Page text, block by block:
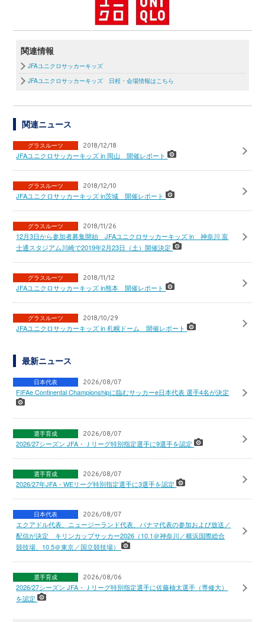
関連情報
JFAユニクロサッカーキッズ
JFAユニクロサッカーキッズ 日程・会場情報はこちら
関連ニュース
グラスルーツ 2018/12/18
JFAユニクロサッカーキッズ in 岡山 開催レポート
グラスルーツ 2018/12/10
JFAユニクロサッカーキッズ in茨城 開催レポート
グラスルーツ 2018/11/26
12月3日から参加者募集開始 JFAユニクロサッカーキッズ in 神奈川 富
士通スタジアム川崎で2019年2月23日（土）開催決定
グラスルーツ 2018/11/12
JFAユニクロサッカーキッズ in熊本 開催レポート
グラスルーツ 2018/10/29
JFAユニクロサッカーキッズ in 札幌ドーム 開催レポート
最新ニュース
日本代表 2026/08/07
FIFAe Continental Championshipに臨むサッカーe日本代表 選手4名が決定
選手育成 2026/08/07
2026/27シーズン JFA・Ｊリーグ特別指定選手に9選手を認定
選手育成 2026/08/07
2026/27年JFA・WEリーグ特別指定選手に3選手を認定
日本代表 2026/08/07
エクアドル代表、ニュージーランド代表、パナマ代表の参加および放送／
配信が決定 キリンカップサッカー2026（10.1＠神奈川／横浜国際総合
競技場、10.5＠東京／国立競技場）
選手育成 2026/08/06
2026/27シーズン JFA・Ｊリーグ特別指定選手に佐藤柚太選手（専修大）
を認定